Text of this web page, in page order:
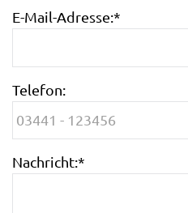
E-Mail-Adresse:*
Telefon:
Nachricht:*